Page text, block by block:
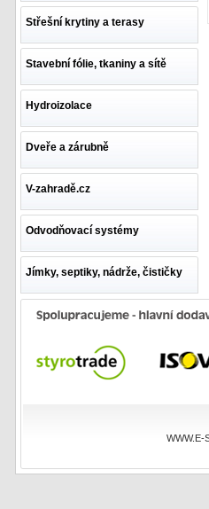
Střešní krytiny a terasy
Stavební fólie, tkaniny a sítě
Hydroizolace
Dveře a zárubně
V-zahradě.cz
Odvodňovací systémy
Jímky, septiky, nádrže, čističky
WWW.E-